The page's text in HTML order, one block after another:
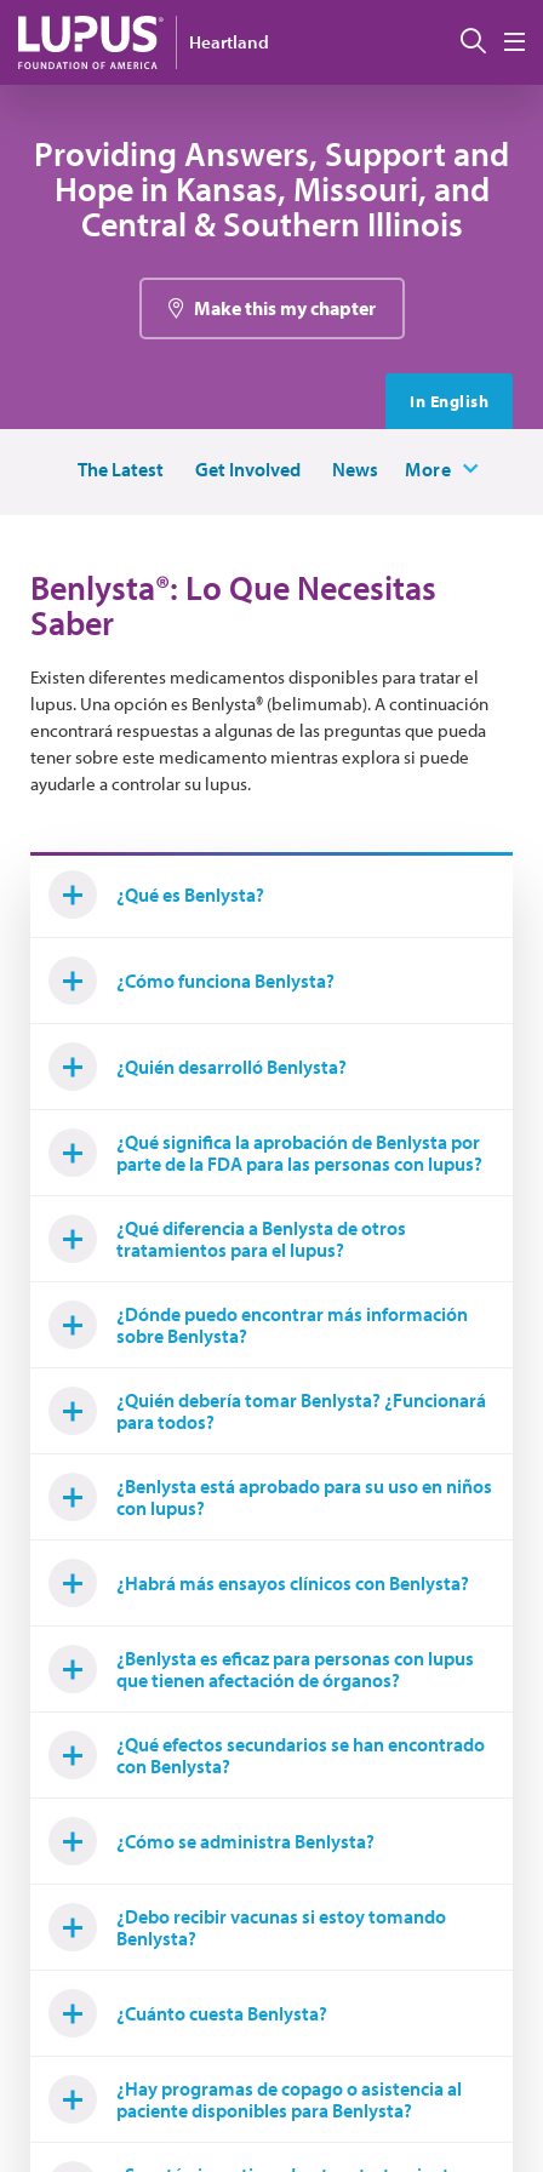
Pasar al contenido principal
Heartland
Providing Answers, Support and
Hope in Kansas, Missouri, and
Central & Southern Illinois
Make this my chapter
In English
The Latest Get Involved News More
Benlysta®: Lo Que Necesitas
Saber
Existen diferentes medicamentos disponibles para tratar el
lupus. Una opción es Benlysta® (belimumab). A continuación
encontrará respuestas a algunas de las preguntas que pueda
tener sobre este medicamento mientras explora si puede
ayudarle a controlar su lupus.
¿Qué es Benlysta?
¿Cómo funciona Benlysta?
¿Quién desarrolló Benlysta?
¿Qué significa la aprobación de Benlysta por
parte de la FDA para las personas con lupus?
¿Qué diferencia a Benlysta de otros
tratamientos para el lupus?
¿Dónde puedo encontrar más información
sobre Benlysta?
¿Quién debería tomar Benlysta? ¿Funcionará
para todos?
¿Benlysta está aprobado para su uso en niños
con lupus?
¿Habrá más ensayos clínicos con Benlysta?
¿Benlysta es eficaz para personas con lupus
que tienen afectación de órganos?
¿Qué efectos secundarios se han encontrado
con Benlysta?
¿Cómo se administra Benlysta?
¿Debo recibir vacunas si estoy tomando
Benlysta?
¿Cuánto cuesta Benlysta?
¿Hay programas de copago o asistencia al
paciente disponibles para Benlysta?